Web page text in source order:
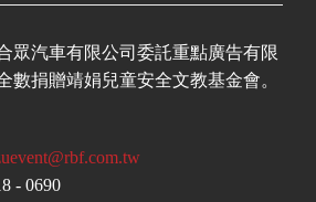
眾汽車有限公司委託重點廣告有限
數捐贈靖娟兒童安全文教基金會。
- 0690